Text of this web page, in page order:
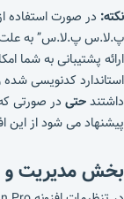
نکته: در صورت استفاده
پ.لا.س پ.لا.س” به علت
استاندارد کدنویسی شده
داشتندحتی در صورتی
پیشنهاد می شود از این
بخش مدیریت و